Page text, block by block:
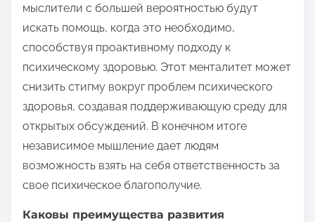
мыслители с большей вероятностью будут
искать помощь, когда это необходимо,
способствуя проактивному подходу к
психическому здоровью. Этот менталитет может
снизить стигму вокруг проблем психического
здоровья, создавая поддерживающую среду для
открытых обсуждений. В конечном итоге
независимое мышление дает людям
возможность взять на себя ответственность за
свое психическое благополучие.
Каковы преимущества развития